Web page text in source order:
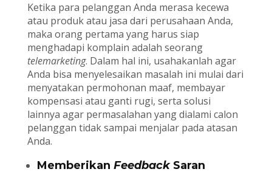
Ketika para pelanggan Anda merasa kecewa
atau produk atau jasa dari perusahaan Anda,
maka orang pertama yang harus siap
menghadapi komplain adalah seorang
telemarketing. Dalam hal ini, usahakanlah agar
Anda bisa menyelesaikan masalah ini mulai dari
menyatakan permohonan maaf, membayar
kompensasi atau ganti rugi, serta solusi
lainnya agar permasalahan yang dialami calon
pelanggan tidak sampai menjalar pada atasan
Anda.
Memberikan FeedbackSaran